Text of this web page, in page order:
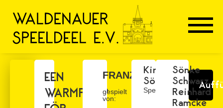
EEN
WARMPUMP
FRANZ
gespielt
von:
Kirsten
Sörensen
Speelbaas
Sönke
Schwarz,
Reinhard
Ramcke